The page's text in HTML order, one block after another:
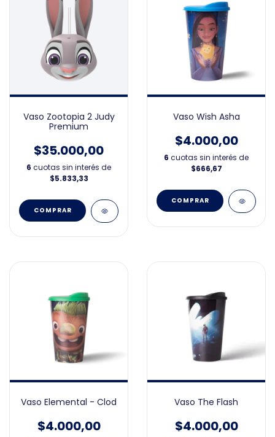
Vaso Zootopia 2 Judy
Premium
$35.000,00
6 cuotas sin interés de
$5.833,33
Vaso Wish Asha
$4.000,00
6 cuotas sin interés de
$666,67
Vaso Elemental - Clod
$4.000,00
Vaso The Flash
$4.000,00